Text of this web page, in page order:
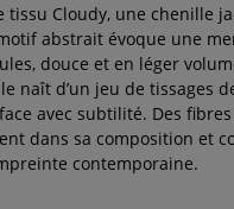
tissu Cloudy, une chenille
abstrait évoque une
douce et en léger
naît d’un jeu de tissages
avec subtilité. Des fibres
dans sa composition et
contemporaine.